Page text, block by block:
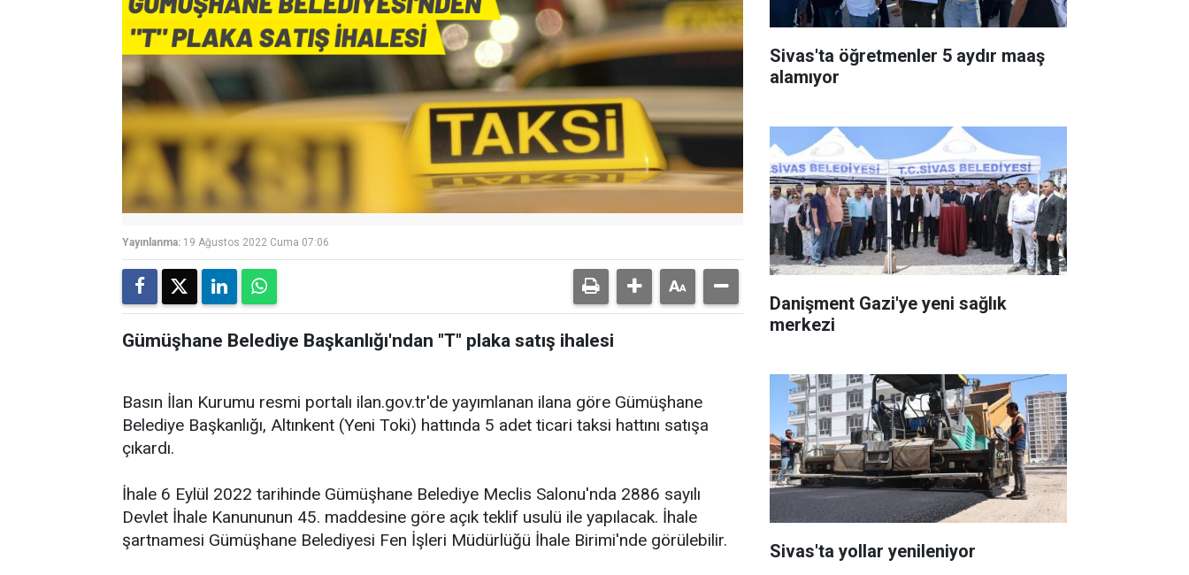
Yayınlanma: 19 Ağustos 2022 Cuma 07:06
Gümüşhane Belediye Başkanlığı'ndan "T" plaka satış ihalesi
Basın İlan Kurumu resmi portalı ilan.gov.tr'de yayımlanan ilana göre Gümüşhane
Belediye Başkanlığı, Altınkent (Yeni Toki) hattında 5 adet ticari taksi hattını satışa
çıkardı.
İhale 6 Eylül 2022 tarihinde Gümüşhane Belediye Meclis Salonu'nda 2886 sayılı
Devlet İhale Kanununun 45. maddesine göre açık teklif usulü ile yapılacak. İhale
şartnamesi Gümüşhane Belediyesi Fen İşleri Müdürlüğü İhale Birimi'nde görülebilir.
Sivas'ta öğretmenler 5 aydır maaş
alamıyor
Danişment Gazi'ye yeni sağlık
merkezi
Sivas'ta yollar yenileniyor